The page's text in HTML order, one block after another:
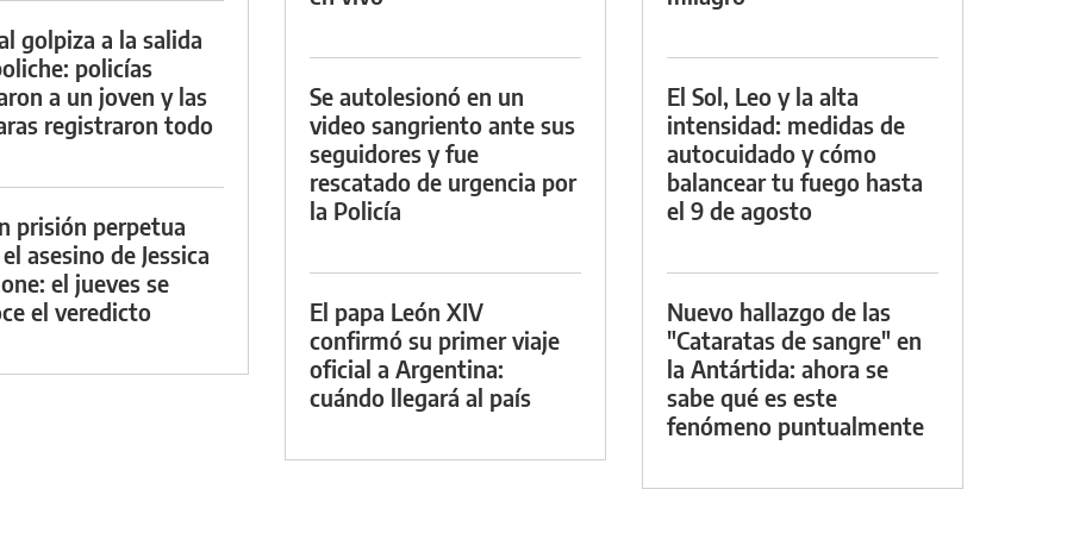
golpiza a la salida
policías
a un joven y las
registraron todo
prisión perpetua
asesino de Jessica
el jueves se
el veredicto
Se autolesionó en un
video sangriento ante sus
seguidores y fue
rescatado de urgencia por
la Policía
El papa León XIV
confirmó su primer viaje
oficial a Argentina:
cuándo llegará al país
El Sol, Leo y la alta
intensidad: medidas de
autocuidado y cómo
balancear tu fuego hasta
el 9 de agosto
Nuevo hallazgo de las
"Cataratas de sangre" en
la Antártida: ahora se
sabe qué es este
fenómeno puntualmente